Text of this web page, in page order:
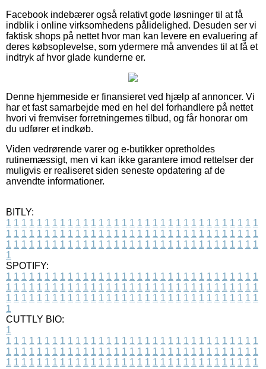
Facebook indebærer også relativt gode løsninger til at få
indblik i online virksomhedens pålidelighed. Desuden ser vi
faktisk shops på nettet hvor man kan levere en evaluering af
deres købsoplevelse, som ydermere må anvendes til at få et
indtryk af hvor glade kunderne er.
Denne hjemmeside er finansieret ved hjælp af annoncer. Vi
har et fast samarbejde med en hel del forhandlere på nettet
hvori vi fremviser forretningernes tilbud, og får honorar om
du udfører et indkøb.
Viden vedrørende varer og e-butikker opretholdes
rutinemæssigt, men vi kan ikke garantere imod rettelser der
muligvis er realiseret siden seneste opdatering af de
anvendte informationer.
BITLY:
1 1 1 1 1 1 1 1 1 1 1 1 1 1 1 1 1 1 1 1 1 1 1 1 1 1 1 1 1 1 1 1 1
1 1 1 1 1 1 1 1 1 1 1 1 1 1 1 1 1 1 1 1 1 1 1 1 1 1 1 1 1 1 1 1 1
1 1 1 1 1 1 1 1 1 1 1 1 1 1 1 1 1 1 1 1 1 1 1 1 1 1 1 1 1 1 1 1 1
1
SPOTIFY:
1 1 1 1 1 1 1 1 1 1 1 1 1 1 1 1 1 1 1 1 1 1 1 1 1 1 1 1 1 1 1 1 1
1 1 1 1 1 1 1 1 1 1 1 1 1 1 1 1 1 1 1 1 1 1 1 1 1 1 1 1 1 1 1 1 1
1 1 1 1 1 1 1 1 1 1 1 1 1 1 1 1 1 1 1 1 1 1 1 1 1 1 1 1 1 1 1 1 1
1
CUTTLY BIO:
1
1 1 1 1 1 1 1 1 1 1 1 1 1 1 1 1 1 1 1 1 1 1 1 1 1 1 1 1 1 1 1 1 1
1 1 1 1 1 1 1 1 1 1 1 1 1 1 1 1 1 1 1 1 1 1 1 1 1 1 1 1 1 1 1 1 1
1 1 1 1 1 1 1 1 1 1 1 1 1 1 1 1 1 1 1 1 1 1 1 1 1 1 1 1 1 1 1 1 1